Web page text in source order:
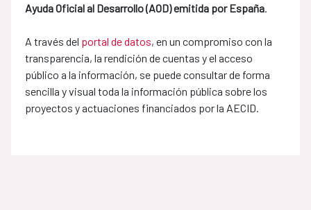
Ayuda Oficial al Desarrollo (AOD) emitida por España.
A través del portal de datos, en un compromiso con la
transparencia, la rendición de cuentas y el acceso
público a la información, se puede consultar de forma
sencilla y visual toda la información pública sobre los
proyectos y actuaciones financiados por la AECID.